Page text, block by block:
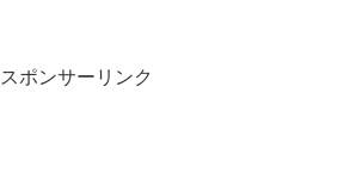
スポンサーリンク